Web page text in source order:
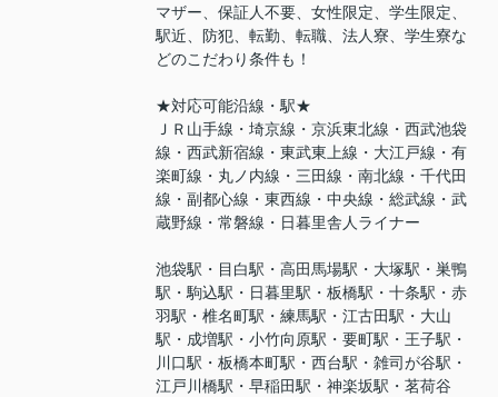
マザー、保証人不要、女性限定、学生限定、
駅近、防犯、転勤、転職、法人寮、学生寮な
どのこだわり条件も！
★対応可能沿線・駅★
ＪＲ山手線・埼京線・京浜東北線・西武池袋
線・西武新宿線・東武東上線・大江戸線・有
楽町線・丸ノ内線・三田線・南北線・千代田
線・副都心線・東西線・中央線・総武線・武
蔵野線・常磐線・日暮里舎人ライナー
池袋駅・目白駅・高田馬場駅・大塚駅・巣鴨
駅・駒込駅・日暮里駅・板橋駅・十条駅・赤
羽駅・椎名町駅・練馬駅・江古田駅・大山
駅・成増駅・小竹向原駅・要町駅・王子駅・
川口駅・板橋本町駅・西台駅・雑司が谷駅・
江戸川橋駅・早稲田駅・神楽坂駅・茗荷谷